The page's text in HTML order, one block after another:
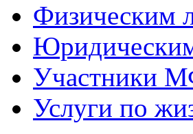
Физическим
Участники
Услуги по